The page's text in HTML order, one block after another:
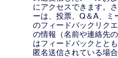
にアクセスできます。
ーは、投票、Q＆A、ミ
のフィードバックリク
の情報（名前や連絡先
はフィードバックとと
匿名送信されている場合